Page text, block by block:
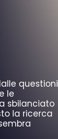
questioni
le
sbilanciato
la ricerca